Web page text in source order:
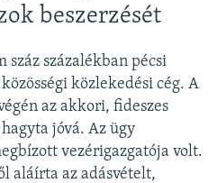
beszerzését
száz százalékban pécsi
közlekedési cég. A
az akkori, fideszes
jóvá. Az ügy
vezérigazgatója volt.
aláírta az adásvételt,